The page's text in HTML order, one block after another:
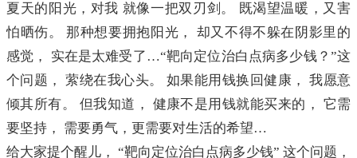
夏天的阳光，对我 就像一把双刃剑。 既渴望温暖，又害
怕晒伤。 那种想要拥抱阳光， 却又不得不躲在阴影里的
感觉， 实在是太难受了…“靶向定位治白点病多少钱？”这
个问题， 萦绕在我心头。 如果能用钱换回健康， 我愿意
倾其所有。 但我知道， 健康不是用钱就能买来的， 它需
要坚持， 需要勇气，更需要对生活的希望…
给大家提个醒儿， “靶向定位治白点病多少钱” 这个问题，